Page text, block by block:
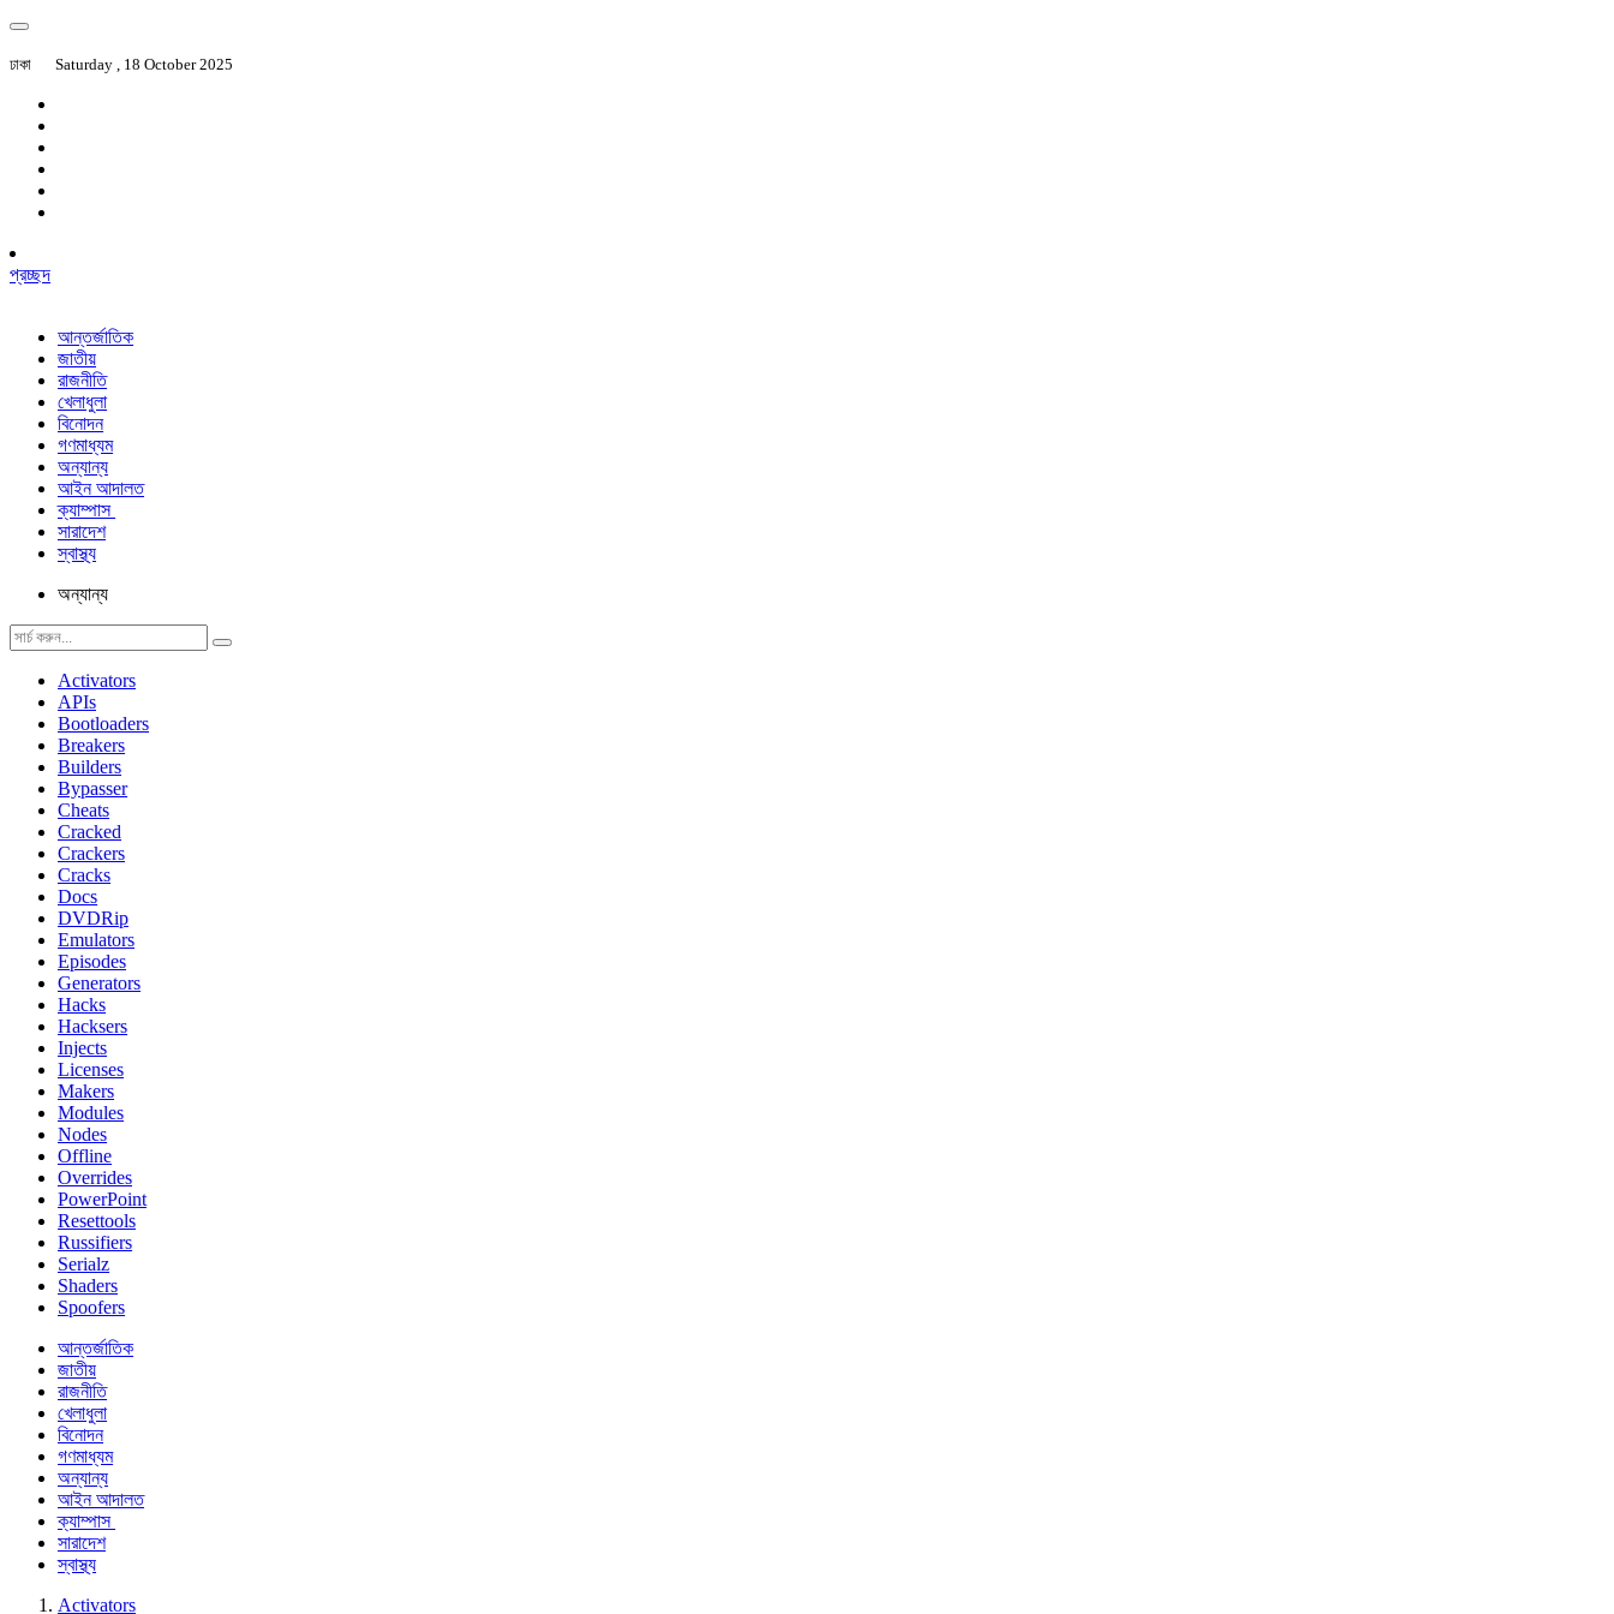
ঢাকা Saturday , 18 October 2025
প্রচ্ছদ
আন্তর্জাতিক
জাতীয়
রাজনীতি
খেলাধুলা
বিনোদন
গণমাধ্যম
অন্যান্য
আইন আদালত
ক্যাম্পাস
সারাদেশ
স্বাস্থ্য
অন্যান্য
Activators
APIs
Bootloaders
Breakers
Builders
Bypasser
Cheats
Cracked
Crackers
Cracks
Docs
DVDRip
Emulators
Episodes
Generators
Hacks
Hacksers
Injects
Licenses
Makers
Modules
Nodes
Offline
Overrides
PowerPoint
Resettools
Russifiers
Serialz
Shaders
Spoofers
আন্তর্জাতিক
জাতীয়
রাজনীতি
খেলাধুলা
বিনোদন
গণমাধ্যম
অন্যান্য
আইন আদালত
ক্যাম্পাস
সারাদেশ
স্বাস্থ্য
Activators